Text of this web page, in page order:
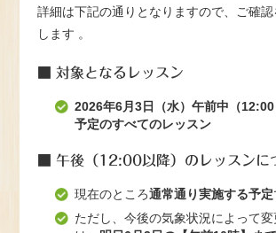
詳細は下記の通りとなりますので、ご確認
します 。
■ 対象となるレッスン
2026年6月3日（水）午前中（
予定のすべてのレッスン
■ 午後（12:00以降）のレッスンに
現在のところ通常通り実施する予定
ただし、今後の気象状況によって